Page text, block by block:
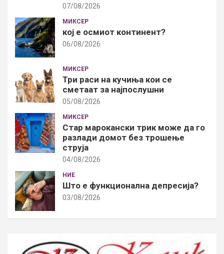
07/08/2026
МИКСЕР
кој е осмиот континент?
06/08/2026
МИКСЕР
Три раси на кучиња кои се
сметаат за најпослушни
05/08/2026
МИКСЕР
Стар марокански трик може да го
разлади домот без трошење
струја
04/08/2026
НИЕ
Што е функционална депресија?
03/08/2026